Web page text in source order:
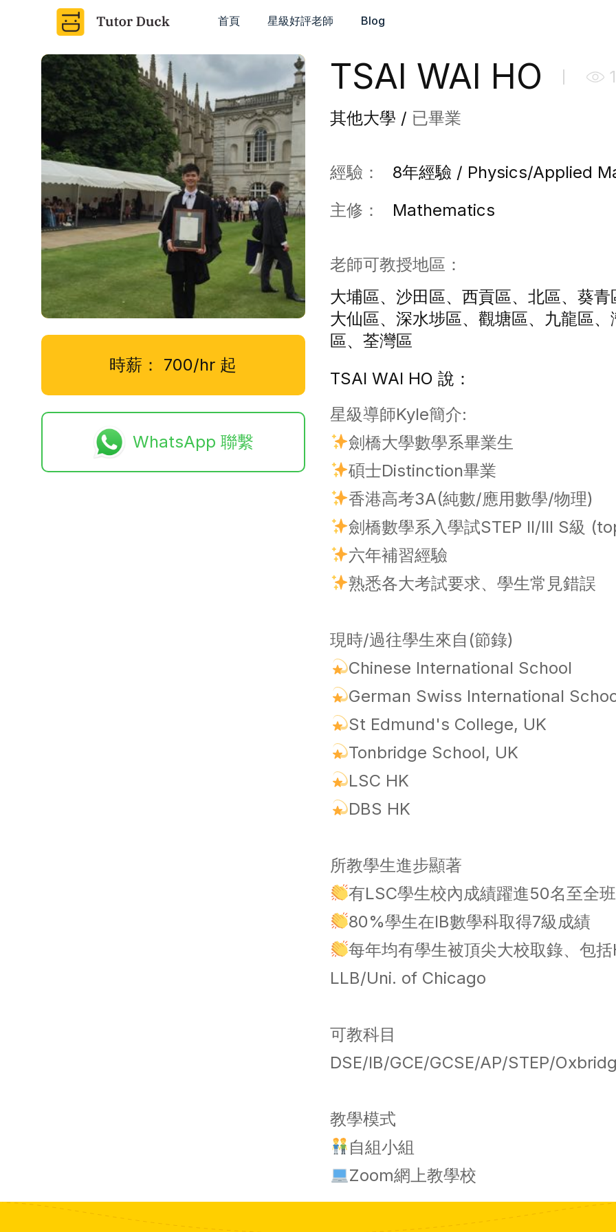
首頁 星級好評老師 Blog
K
時薪： 700/hr 起
WhatsApp 聯繫
TSAI WAI HO
其他大學 / 已畢業
經驗：
8年經驗 / Physics/Applied
主修：
Mathematics
老師可教授地區：
大埔區、沙田區、西貢區、北區、葵
大仙區、深水埗區、觀塘區、九龍區
區、荃灣區
TSAI WAI HO 說：
星級導師Kyle簡介:
劍橋大學數學系畢業生
碩士Distinction畢業
香港高考3A(純數/應用數學/物理)
劍橋數學系入學試STEP II/III S級
六年補習經驗
熟悉各大考試要求、學生常見錯誤
現時/過往學生來自(節錄)
Chinese International School
German Swiss International
St Edmund's College, UK
Tonbridge School, UK
LSC HK
DBS HK
所教學生進步顯著
有LSC學生校內成績躍進50名至全
80%學生在IB數學科取得7級成績
每年均有學生被頂尖大校取錄、包
LLB/Uni. of Chicago
可教科目
DSE/IB/GCE/GCSE/AP/STEP/
教學模式
自組小組
Zoom網上教學校